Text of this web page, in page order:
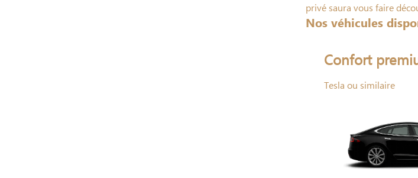
privé saura vous faire
Nos véhicules
Confort
Tesla ou similaire